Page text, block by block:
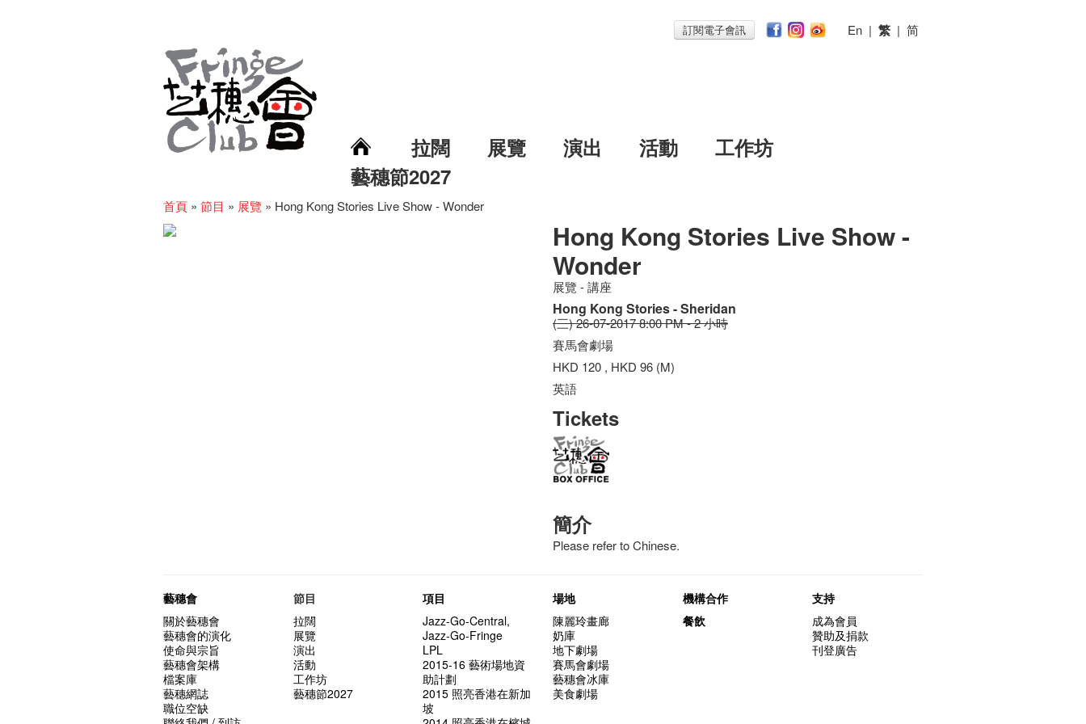
訂閱電子會訊 En | 繁 | 简
拉闊 展覽 演出 活動
工作坊
藝穗節2027
首頁 » 節目 » 展覽 » Hong Kong Stories Live Show - Wonder
Hong Kong Stories Live Show -
Wonder
展覽 - 講座
Hong Kong Stories - Sheridan
(三) 26-07-2017 8:00 PM - 2 小時
賽馬會劇場
HKD 120 , HKD 96 (M)
英語
Tickets
簡介
Please refer to Chinese.
藝穗會
關於藝穗會
藝穗會的演化
使命與宗旨
藝穗會架構
檔案庫
藝穗網誌
職位空缺
節目
拉闊
展覽
演出
活動
工作坊
藝穗節2027
項目
Jazz-Go-Central,
Jazz-Go-Fringe
LPL
2015-16 藝術場地資
助計劃
2015 照亮香港在新加
坡
場地
陳麗玲畫廊
奶庫
地下劇場
賽馬會劇場
藝穗會冰庫
美食劇場
機構合作
餐飲
支持
成為會員
贊助及捐款
刊登廣告